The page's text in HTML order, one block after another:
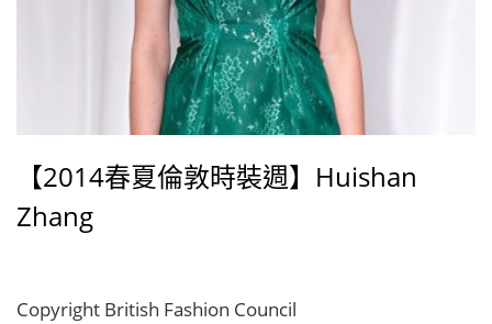
【2014春夏倫敦時裝週】Huishan
Zhang
Copyright British Fashion Council